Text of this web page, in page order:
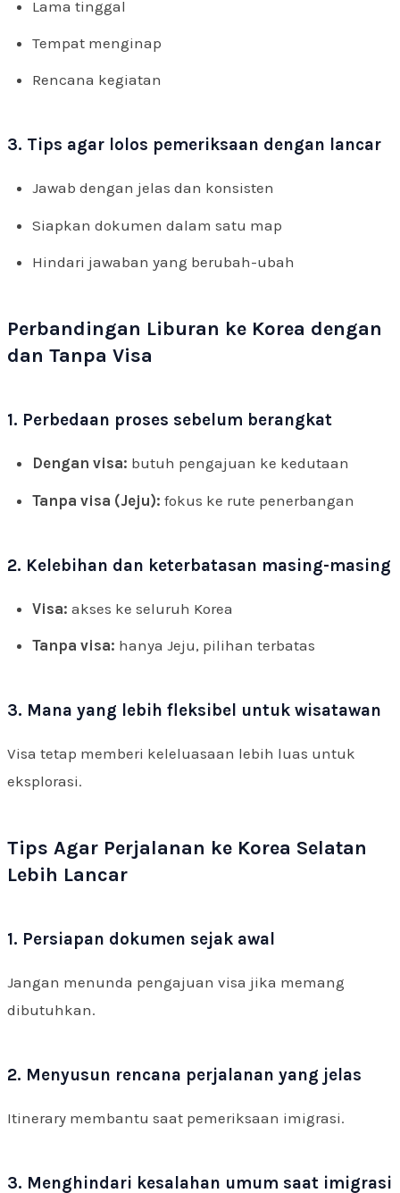
Lama tinggal
Tempat menginap
Rencana kegiatan
3. Tips agar lolos pemeriksaan dengan lancar
Jawab dengan jelas dan konsisten
Siapkan dokumen dalam satu map
Hindari jawaban yang berubah-ubah
Perbandingan Liburan ke Korea dengan
dan Tanpa Visa
1. Perbedaan proses sebelum berangkat
Dengan visa: butuh pengajuan ke kedutaan
Tanpa visa (Jeju): fokus ke rute penerbangan
2. Kelebihan dan keterbatasan masing-masing
Visa: akses ke seluruh Korea
Tanpa visa: hanya Jeju, pilihan terbatas
3. Mana yang lebih fleksibel untuk wisatawan
Visa tetap memberi keleluasaan lebih luas untuk
eksplorasi.
Tips Agar Perjalanan ke Korea Selatan
Lebih Lancar
1. Persiapan dokumen sejak awal
Jangan menunda pengajuan visa jika memang
dibutuhkan.
2. Menyusun rencana perjalanan yang jelas
Itinerary membantu saat pemeriksaan imigrasi.
3. Menghindari kesalahan umum saat imigrasi